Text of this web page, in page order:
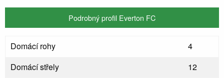
Podrobný profil Everton FC
Domácí rohy
4
Domácí střely
12